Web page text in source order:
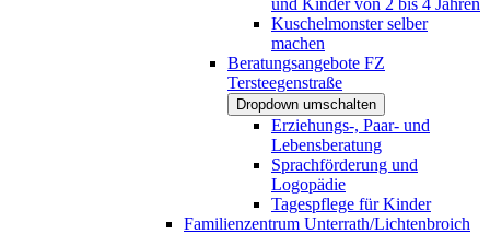
Kuschelmonster selber
machen
Beratungsangebote FZ
Tersteegenstraße
Dropdown umschalten
Erziehungs-, Paar- und
Lebensberatung
Sprachförderung und
Logopädie
Tagespflege für Kinder
Familienzentrum Unterrath/Lichtenbroich